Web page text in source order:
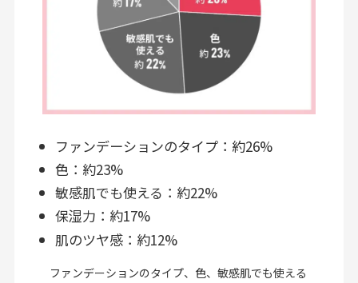
ファンデーションのタイプ：約26%
色：約23%
敏感肌でも使える：約22%
保湿力：約17%
肌のツヤ感：約12%
ファンデーションのタイプ、色、敏感肌でも使える